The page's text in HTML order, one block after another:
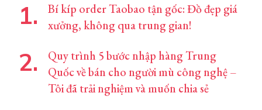
Bí kíp order Taobao tận gốc: Đồ đẹp giá
xưởng, không qua trung gian!
Quy trình 5 bước nhập hàng Trung
Quốc về bán cho người mù công nghệ –
Tôi đã trải nghiệm và muốn chia sẻ